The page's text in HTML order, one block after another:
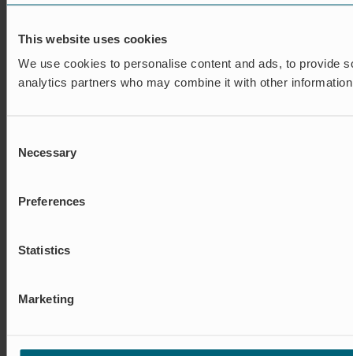
This website uses cookies
We use cookies to personalise content and ads, to provide
analytics partners who may combine it with other
Selection
Necessary
Preferences
Statistics
Marketing